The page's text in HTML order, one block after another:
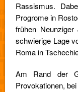
Rassismus.
Progrome in
frühen
schwierige Lage
Roma in
Am Rand der
Provokationen,